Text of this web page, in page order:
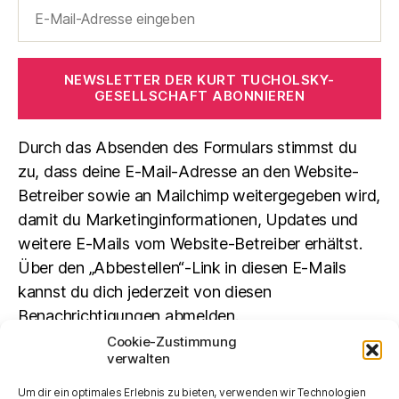
Cookie-Zustimmung
verwalten
Um dir ein optimales Erlebnis zu bieten, verwenden wir Technologien
NEWSLETTER DER KURT TUCHOLSKY-
GESELLSCHAFT ABONNIEREN
Durch das Absenden des Formulars stimmst du
zu, dass deine E-Mail-Adresse an den Website-
Betreiber sowie an Mailchimp weitergegeben wird,
damit du Marketinginformationen, Updates und
weitere E-Mails vom Website-Betreiber erhältst.
Über den „Abbestellen“-Link in diesen E-Mails
kannst du dich jederzeit von diesen
Benachrichtigungen abmelden.